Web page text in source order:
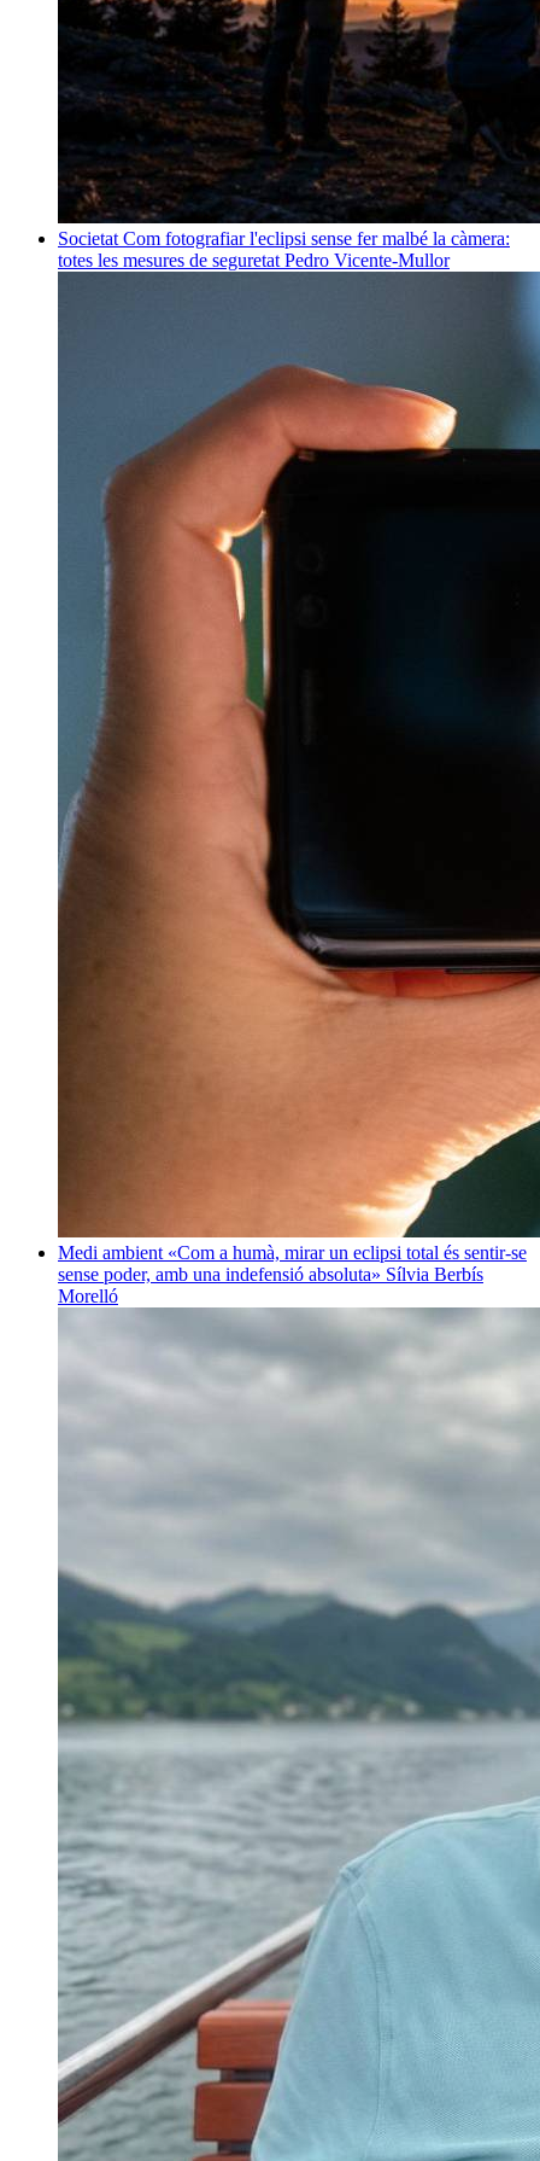
Societat Com fotografiar l'eclipsi sense fer malbé la càmera:
totes les mesures de seguretat Pedro Vicente-Mullor
Medi ambient «Com a humà, mirar un eclipsi total és sentir-se
sense poder, amb una indefensió absoluta» Sílvia Berbís
Morelló